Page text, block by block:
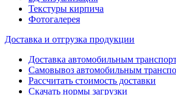
Текстуры кирпича
Фотогалерея
Доставка и отгрузка продукции
Доставка автомобильным
Самовывоз автомобильным
Рассчитать стоимость доставки
Скачать нормы загрузки